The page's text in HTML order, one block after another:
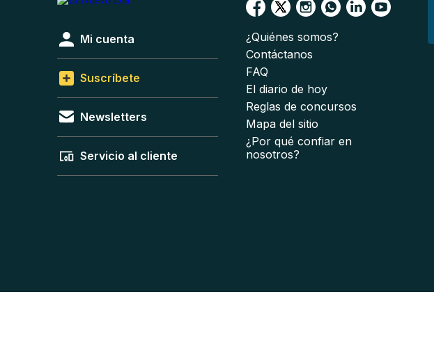
Mi cuenta
Suscríbete
Newsletters
Servicio al cliente
¿Quiénes somos?
Contáctanos
FAQ
El diario de hoy
Reglas de concursos
Mapa del sitio
¿Por qué confiar en
nosotros?